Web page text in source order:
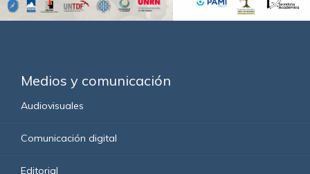
Medios y comunicación
Audiovisuales
Comunicación digital
Editorial